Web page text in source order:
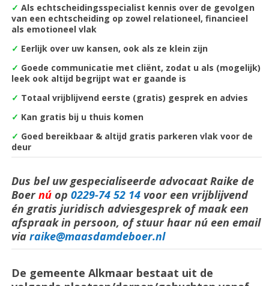
✓ Als echtscheidingsspecialist kennis over de gevolgen
van een echtscheiding op zowel relationeel, financieel
als emotioneel vlak
✓ Eerlijk over uw kansen, ook als ze klein zijn
✓ Goede communicatie met cliënt, zodat u als (mogelijk)
leek ook altijd begrijpt wat er gaande is
✓ Totaal vrijblijvend eerste (gratis) gesprek en advies
✓ Kan gratis bij u thuis komen
✓ Goed bereikbaar & altijd gratis parkeren vlak voor de
deur
Dus bel uw gespecialiseerde advocaat Raike de
Boernúop 0229-74 52 14 voor een vrijblijvend
én gratis juridisch adviesgesprek of maak een
afspraak in persoon, of stuur haar nú een email
via raike@maasdamdeboer.nl
De gemeente Alkmaar bestaat uit de